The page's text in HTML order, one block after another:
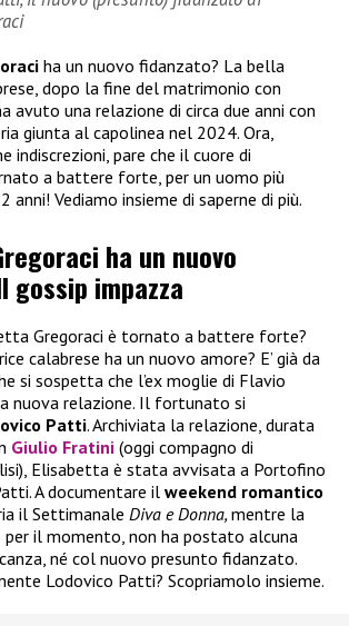
ha un nuovo fidanzato? La bella
dopo la fine del matrimonio con
avuto una relazione di circa due anni con
giunta al capolinea nel 2024. Ora,
indiscrezioni, pare che il cuore di
a battere forte, per un uomo più
anni! Vediamo insieme di saperne di più.
ha un nuovo
gossip impazza
Gregoraci è tornato a battere forte?
calabrese ha un nuovo amore? E’ già da
si sospetta che l’ex moglie di Flavio
nuova relazione. Il fortunato si
Patti. Archiviata la relazione, durata
Giulio Fratini (oggi compagno di
Elisabetta è stata avvisata a Portofino
A documentare il weekend romantico
il Settimanale Diva e Donna, mentre la
il momento, non ha postato alcuna
né col nuovo presunto fidanzato.
Lodovico Patti? Scopriamolo insieme.